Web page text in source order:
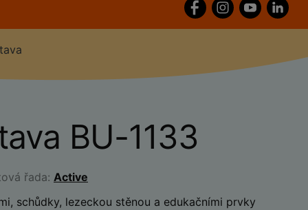
BU-1133
řada: Active
schůdky, lezeckou stěnou a edukačními prvky